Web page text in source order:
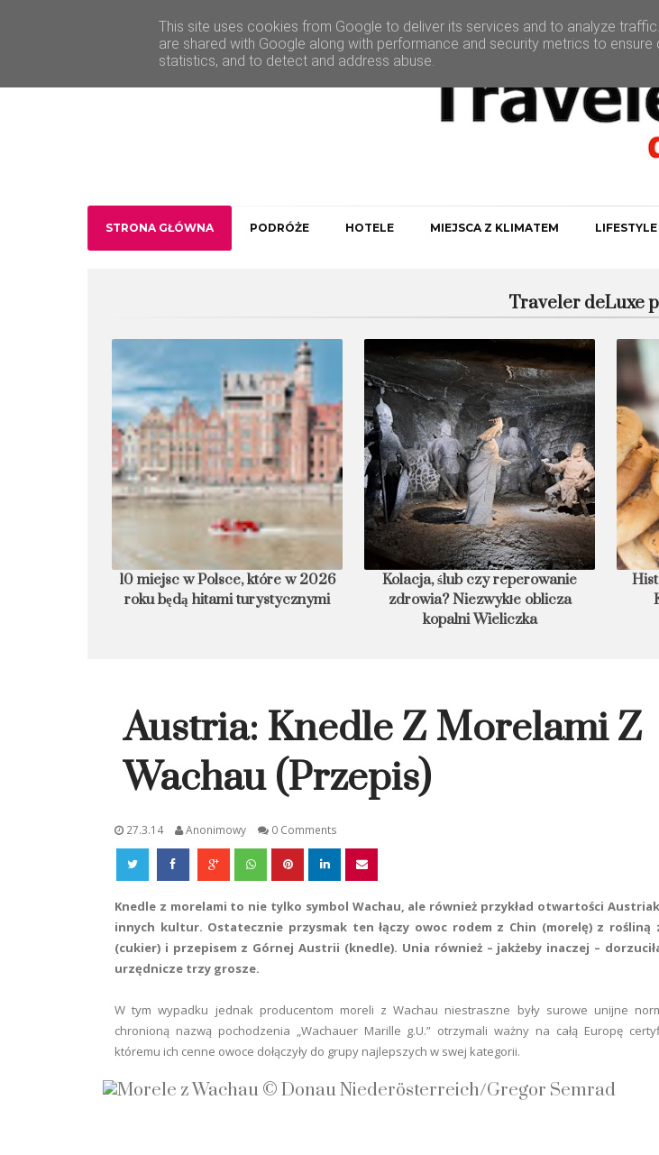
O Traveler deLuxe
STRONA GŁÓWNA PODRÓŻE HOTELE MIEJSCA Z KLIMATEM LIFESTYLE
Traveler deLuxe
Kolacja, ślub czy reperowanie
zdrowia? Niezwykłe oblicza
Historia lubelskiego cebularza.
Kiedy jest autentyczny?
8
Austria: Knedle Z Morelami Z
Wachau (przepis)
27.3.14 Anonimowy 0 Comments
Knedle z morelami to nie tylko symbol Wachau, ale również przykład otwartości
innych kultur. Ostatecznie przysmak ten łączy owoc rodem z Chin (morelę) z rośliną
(cukier) i przepisem z Górnej Austrii (knedle). Unia również – jakżeby inaczej –
urzędnicze trzy grosze.
W tym wypadku jednak producentom moreli z Wachau niestraszne były surowe unijne
chronioną nazwą pochodzenia „Wachauer Marille g.U.” otrzymali ważny na całą Europę
któremu ich cenne owoce dołączyły do grupy najlepszych w swej kategorii.
This site uses cookies from Google to deliver its services and to analyze
are shared with Google along with performance and security metrics to
statistics, and to detect and address abuse.